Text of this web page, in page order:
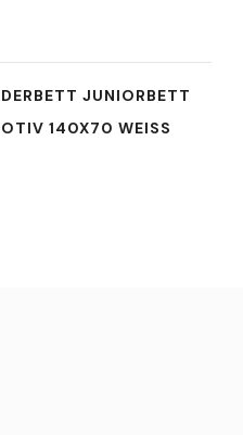
JUNIORBETT
140X70 WEISS M